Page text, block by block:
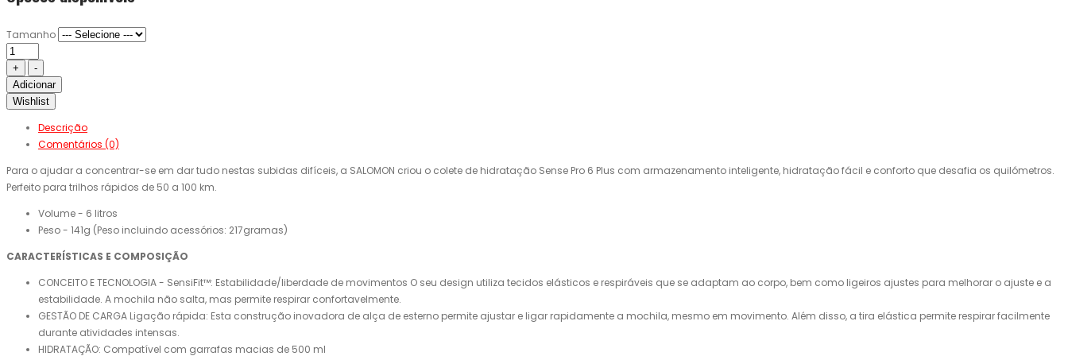
Tamanho
Adicionar
Wishlist
Descrição
Comentários (0)
Para o ajudar a concentrar-se em dar tudo nestas subidas difíceis, a SALOMON criou o colete de hidratação Sense Pro 6 Plus com armazenamento inteligente, hidratação fácil e conforto que desafia os quilómetros.
Perfeito para trilhos rápidos de 50 a 100 km.
Volume - 6 litros
Peso - 141g (Peso incluindo acessórios: 217gramas)
CARACTERÍSTICAS E COMPOSIÇÃO
CONCEITO E TECNOLOGIA - SensiFit™: Estabilidade/liberdade de movimentos O seu design utiliza tecidos elásticos e respiráveis ​​que se adaptam ao corpo, bem como ligeiros ajustes para melhorar o ajuste e a
estabilidade. A mochila não salta, mas permite respirar confortavelmente.
GESTÃO DE CARGA Ligação rápida: Esta construção inovadora de alça de esterno permite ajustar e ligar rapidamente a mochila, mesmo em movimento. Além disso, a tira elástica permite respirar facilmente
durante atividades intensas.
HIDRATAÇÃO: Compatível com garrafas macias de 500 ml